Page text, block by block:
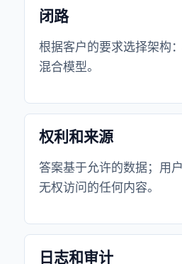
闭路
根据客户的要求选择架构
混合模型。
权利和来源
答案基于允许的数据；用
无权访问的任何内容。
日志和审计